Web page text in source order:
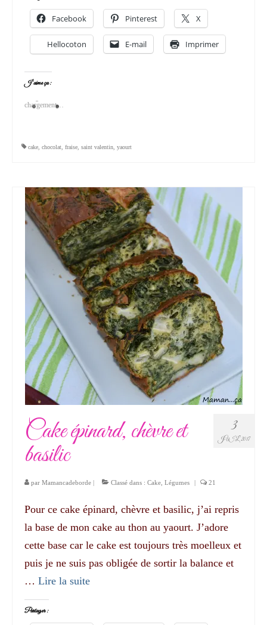
Facebook Pinterest X
Hellocoton E-mail Imprimer
J’aime ça :
chargement…
cake chocolat fraise saint valentin yaourt
3
JUIL 2017
Cake épinard, chèvre et
basilic
par Mamancadeborde | Classé dans : Cake Légumes | 21
Pour ce cake épinard, chèvre et basilic, j’ai repris
la base de mon cake au thon au yaourt. J’adore
cette base car le cake est toujours très moelleux et
puis je ne suis pas obligée de sortir la balance et
… Lire la suite­­
Partager :